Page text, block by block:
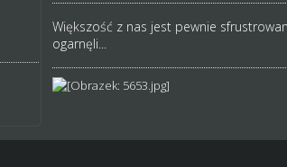
Większość z nas jest pewnie
ogarnęli...